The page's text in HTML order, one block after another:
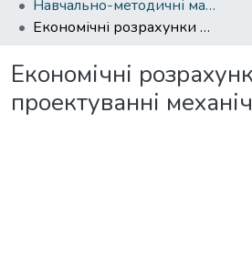
Навчально-методичні матеріали кафедри ЕП
Економічні розрахунки при проектуванні механічного цеху
Економічні
проектуванні